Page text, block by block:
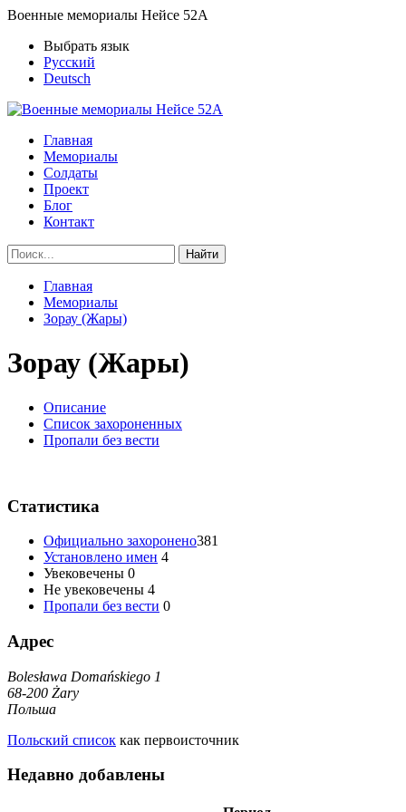
Военные мемориалы Нейсе 52А
Выбрать язык
Русский
Deutsch
Главная
Мемориалы
Солдаты
Проект
Блог
Контакт
Найти
Главная
Мемориалы
Зорау (Жары)
Зорау (Жары)
Oписание
Список захороненных
Пропали без вести
Статистика
Официально захоронено381
Установлено имен 4
Увековечены 0
Не увековечены 4
Пропали без вести 0
Адрес
Bolesława Domańskiego 1
68-200 Żary
Польша
Польский список как первоисточник
Недавно добавлены